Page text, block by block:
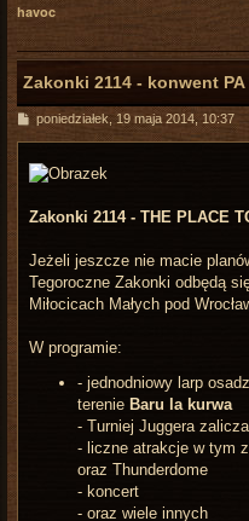
havoc
Zakonki 2114 - konwent PA
P
t
poniedziałek, 19 maja 2014, 10:37
Zakonki 2114 - THE PLACE
Jeżeli jeszcze nie macie
Tegoroczne Zakonki odbędą
Miłocicach Małych pod
W programie:
- jednodniowy larp
terenie Baru la kurwa
- Turniej Juggera
- liczne atrakcje w tym
oraz Thunderdome
- koncert
- oraz wiele innych